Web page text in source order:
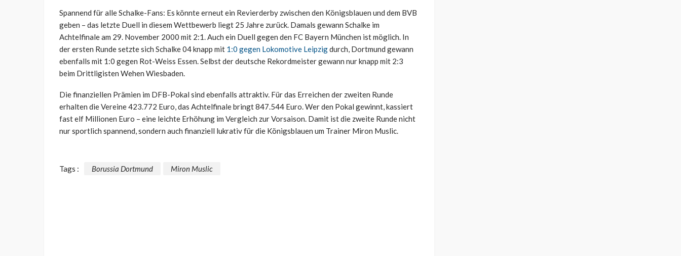
Spannend für alle Schalke-Fans: Es könnte erneut ein Revierderby zwischen den Königsblauen und dem BVB
geben – das letzte Duell in diesem Wettbewerb liegt 25 Jahre zurück. Damals gewann Schalke im
Achtelfinale am 29. November 2000 mit 2:1. Auch ein Duell gegen den FC Bayern München ist möglich. In
der ersten Runde setzte sich Schalke 04 knapp mit 1:0 gegen Lokomotive Leipzigdurch, Dortmund gewann
ebenfalls mit 1:0 gegen Rot-Weiss Essen. Selbst der deutsche Rekordmeister gewann nur knapp mit 2:3
beim Drittligisten Wehen Wiesbaden.
Die finanziellen Prämien im DFB-Pokal sind ebenfalls attraktiv. Für das Erreichen der zweiten Runde
erhalten die Vereine 423.772 Euro, das Achtelfinale bringt 847.544 Euro. Wer den Pokal gewinnt, kassiert
fast elf Millionen Euro – eine leichte Erhöhung im Vergleich zur Vorsaison. Damit ist die zweite Runde nicht
nur sportlich spannend, sondern auch finanziell lukrativ für die Königsblauen um Trainer Miron Muslic.
Tags : Borussia Dortmund Miron Muslic